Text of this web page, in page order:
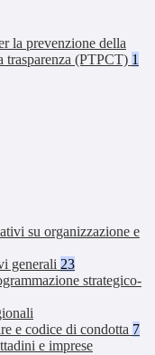
la prevenzione della
trasparenza (PTPCT) 1
su organizzazione e
generali 23
strategico-
e codice di condotta 7
e imprese